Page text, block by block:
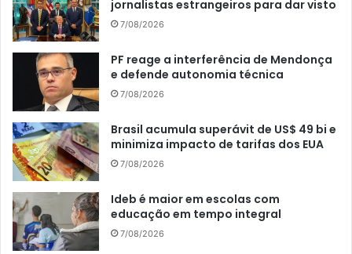
jornalistas estrangeiros para dar visto
7/08/2026
PF reage a interferência de Mendonça
e defende autonomia técnica
7/08/2026
Brasil acumula superávit de US$ 49 bi e
minimiza impacto de tarifas dos EUA
7/08/2026
Ideb é maior em escolas com
educação em tempo integral
7/08/2026